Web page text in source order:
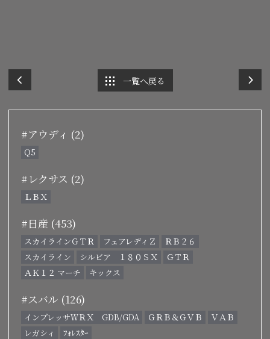
一覧へ戻る
#アウディ (2)
Q5
#レクサス (2)
ＬＢＸ
#日産 (453)
スカイラインＧＴＲ フェアレディＺ
ＲＢ２６
スカイライン
シルビア １８０ＳＸ
ＧＴＲ
ＡＫ１２ マーチ
キックス
#スバル (126)
インプレッサＷＲＸ GDB/GDA ＧＲＢ＆ＧＶＢ
ＶＡＢ
レガシィ
ﾌｫﾚｽﾀｰ